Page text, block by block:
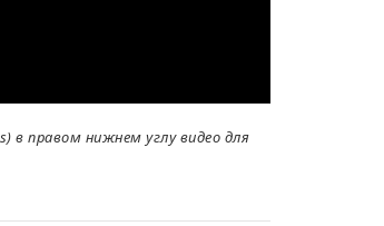
правом нижнем углу видео для